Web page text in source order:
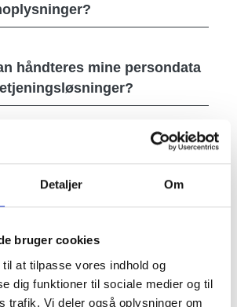
Detaljer Om
bruger cookies
at tilpasse vores indhold og
dig funktioner til sociale medier og til
trafik. Vi deler også oplysninger om
håndteres mine persondata
bruges persondata ved TV-